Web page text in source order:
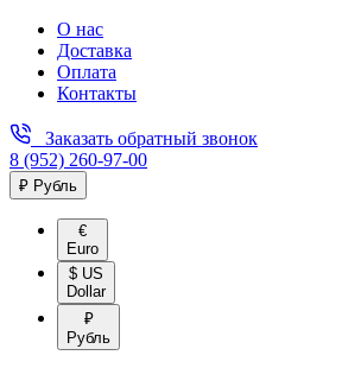
О нас
Доставка
Оплата
Контакты
Заказать обратный звонок
8 (952) 260-97-00
₽ Рубль
€
Euro
$ US
Dollar
₽
Рубль